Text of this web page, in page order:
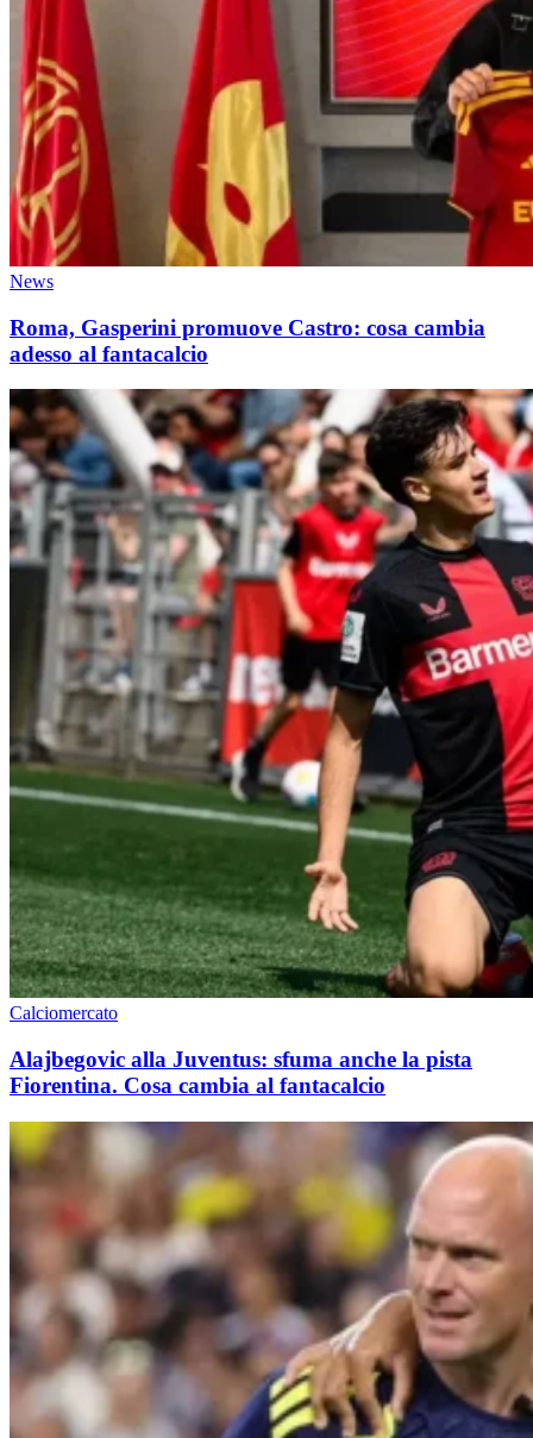
News
Roma, Gasperini promuove Castro: cosa cambia
adesso al fantacalcio
Calciomercato
Alajbegovic alla Juventus: sfuma anche la pista
Fiorentina. Cosa cambia al fantacalcio